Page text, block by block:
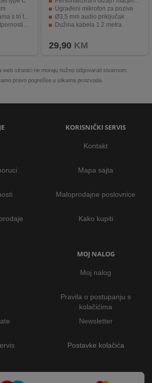
s tri tipke
i vodu
Ugrađeni mikrofon za pozive
Ø3,5 mm audio priključak
Dužina kabela 1.2 metra
29,90 KM
web stranici ne moraju nužno odgovarati stvarnom
pravo pogreške u slikama proizvoda.
KORISNIČKI SERVIS
Kontakt
Mapa sajta
Maloprodajne poslovnice
Kako kupiti
MOJ NALOG
Moj nalog
Pravila o postupanju s
kolačićima
Newsletter
Postavke kolačića